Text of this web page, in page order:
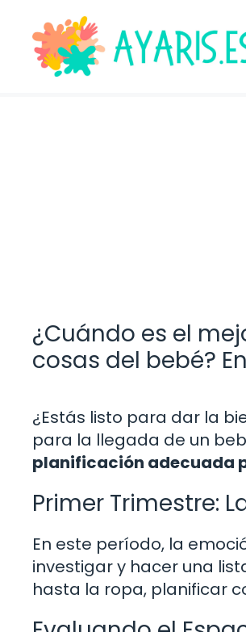
contenido
¿Cuándo es el
cosas del bebé?
¿Estás listo para dar la
para la llegada de un
planificación adecuada
Primer Trimestre:
En este período, la
investigar y hacer una
hasta la ropa, planificar